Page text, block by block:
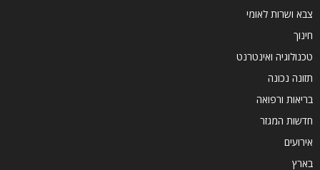
צבא ושרות לאומי
חינוך
טכנולוגיה ואינטרנט
תזונה נכונה
בריאות ורפואה
חדשות המגזר
אירועים
בארץ